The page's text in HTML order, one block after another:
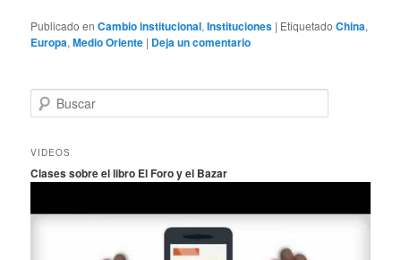
Publicado en Cambio institucional,Instituciones | Etiquetado China,
Europa,Medio Oriente | Deja un comentario
u
c
r
VIDEOS
Clases sobre el libro El Foro y el Bazar